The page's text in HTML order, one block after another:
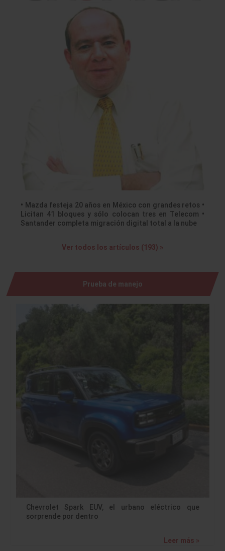
• Mazda festeja 20 años en México con grandes retos •
Licitan 41 bloques y sólo colocan tres en Telecom •
Santander completa migración digital total a la nube
Ver todos los artículos (193) »
Prueba de manejo
Chevrolet Spark EUV, el urbano eléctrico que
sorprende por dentro
Leer más »